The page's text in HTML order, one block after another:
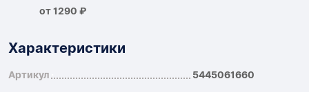
от 1290 ₽
Характеристики
Артикул 5445061660